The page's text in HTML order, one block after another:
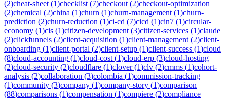
(2)cheat-sheet (1)checklist (7)checkout (2)checkout-optimization
(2)chemical (2)china (1)churn (1)churn-management (1)churn-
prediction (2)churn-reduction (1)ci-cd (7)cicd (1)cin7 (1)circular-
economy (1)cis (1)citizen-development (3)citizen-services (1)claude
(2)clickfunnels (2)client-acquisition (1)client-management (2)client-
onboarding (1)client-portal (2)client-setup (1)client-success (1)cloud
(8)cloud-accounting (1)cloud-cost (1)cloud-erp (3)cloud-hosting
(2)cloud-security (2)cloudflare (1)clover(1)clv (2)cmms (1)cohort-
analysis (2)collaboration (3)colombia (1)commission-tracking
(1)community (3)company (1)company-story (1)comparison
(88)comparisons (1)compensation (1)compiere (2)compliance